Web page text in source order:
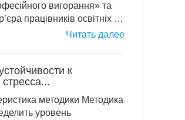
вигорання» та
працівників освітніх …
Читать далее
к
методики Методика
уровень